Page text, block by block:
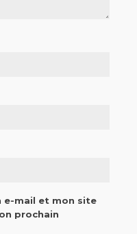
e-mail et mon site
prochain